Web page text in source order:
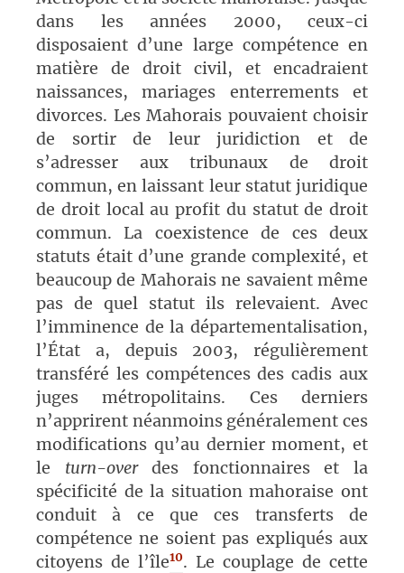
dans les années 2000, ceux-ci
disposaient d’une large compétence en
matière de droit civil, et encadraient
naissances, mariages enterrements et
divorces. Les Mahorais pouvaient choisir
de sortir de leur juridiction et de
s’adresser aux tribunaux de droit
commun, en laissant leur statut juridique
de droit local au profit du statut de droit
commun. La coexistence de ces deux
statuts était d’une grande complexité, et
beaucoup de Mahorais ne savaient même
pas de quel statut ils relevaient. Avec
l’imminence de la départementalisation,
l’État a, depuis 2003, régulièrement
transféré les compétences des cadis aux
juges métropolitains. Ces derniers
n’apprirent néanmoins généralement ces
modifications qu’au dernier moment, et
le turn-overdes fonctionnaires et la
spécificité de la situation mahoraise ont
conduit à ce que ces transferts de
compétence ne soient pas expliqués aux
citoyens de l’île10. Le couplage de cette